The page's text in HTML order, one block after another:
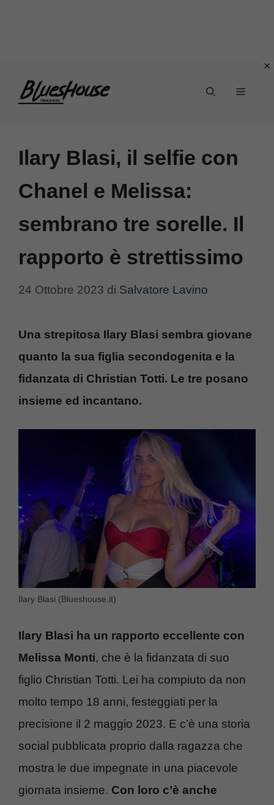
Menu
Ilary Blasi, il selfie con
Chanel e Melissa:
sembrano tre sorelle. Il
rapporto è strettissimo
24 Ottobre 2023 di Salvatore Lavino
Una strepitosa Ilary Blasi sembra giovane
quanto la sua figlia secondogenita e la
fidanzata di Christian Totti. Le tre posano
insieme ed incantano.
Ilary Blasi (Blueshouse.it)
Ilary Blasi ha un rapporto eccellente con
Melissa Monti, che è la fidanzata di suo
figlio Christian Totti. Lei ha compiuto da non
molto tempo 18 anni, festeggiati per la
precisione il 2 maggio 2023. E c’è una storia
social pubblicata proprio dalla ragazza che
mostra le due impegnate in una piacevole
giornata insieme. Con loro c’è anche